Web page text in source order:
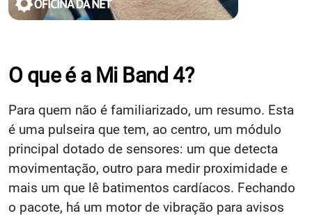
O que é a Mi Band 4?
Para quem não é familiarizado, um resumo. Esta
é uma pulseira que tem, ao centro, um módulo
principal dotado de sensores: um que detecta
movimentação, outro para medir proximidade e
mais um que lê batimentos cardíacos. Fechando
o pacote, há um motor de vibração para avisos